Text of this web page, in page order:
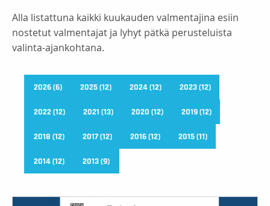
Alla listattuna kaikki kuukauden valmentajina esiin
nostetut valmentajat ja lyhyt pätkä perusteluista
valinta-ajankohtana.
2026 (6) 2025 (12) 2024 (12) 2023 (12)
2022 (12) 2021 (13) 2020 (12) 2019 (12)
2018 (12) 2017 (12) 2016 (12) 2015 (11)
2014 (12) 2013 (9)